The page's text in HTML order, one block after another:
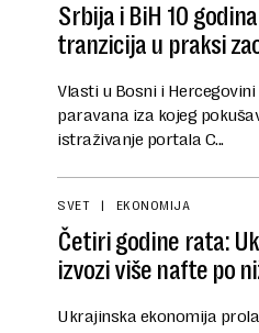
Srbija i BiH 10
tranzicija u praksi
Vlasti u Bosni i
paravana iza kojeg
istraživanje portala C...
SVET EKONOMIJA
Četiri godine rata:
izvozi više nafte po
Ukrajinska ekonomija